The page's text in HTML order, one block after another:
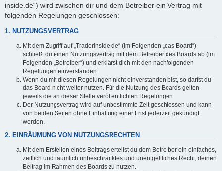
inside.de“) wird zwischen dir und dem Betreiber ein Vertrag mit
folgenden Regelungen geschlossen:
1. NUTZUNGSVERTRAG
Mit dem Zugriff auf „Traderinside.de“ (im Folgenden „das Board“)
schließt du einen Nutzungsvertrag mit dem Betreiber des Boards ab (im
Folgenden „Betreiber“) und erklärst dich mit den nachfolgenden
Regelungen einverstanden.
Wenn du mit diesen Regelungen nicht einverstanden bist, so darfst du
das Board nicht weiter nutzen. Für die Nutzung des Boards gelten
jeweils die an dieser Stelle veröffentlichten Regelungen.
Der Nutzungsvertrag wird auf unbestimmte Zeit geschlossen und kann
von beiden Seiten ohne Einhaltung einer Frist jederzeit gekündigt
werden.
2. EINRÄUMUNG VON NUTZUNGSRECHTEN
Mit dem Erstellen eines Beitrags erteilst du dem Betreiber ein einfaches,
zeitlich und räumlich unbeschränktes und unentgeltliches Recht, deinen
Beitrag im Rahmen des Boards zu nutzen.